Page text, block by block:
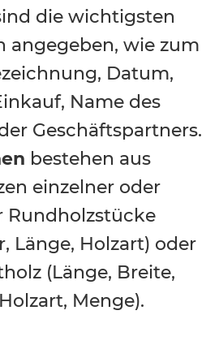
die wichtigsten
angegeben, wie zum
Datum,
Name des
Geschäftspartners.
bestehen aus
einzelner oder
Rundholzstücke
Länge, Holzart) oder
(Länge, Breite,
Menge).